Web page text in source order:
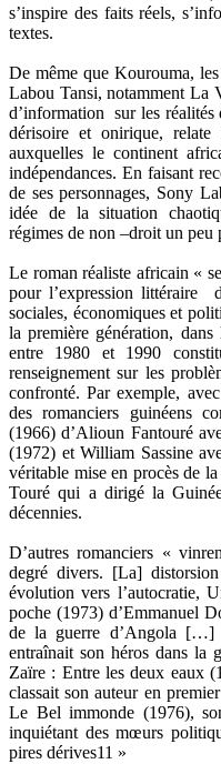
s’inspire des faits réels,
textes.
De même que Kourouma,
Labou Tansi, notamment La
d’information sur les réalités
dérisoire et onirique, relate
auxquelles le continent
indépendances. En faisant
de ses personnages, Sony
idée de la situation
régimes de non –droit un peu
Le roman réaliste africain «
pour l’expression littéraire
sociales, économiques et
la première génération,
entre 1980 et 1990
renseignement sur les
confronté. Par exemple,
des romanciers guinéens
(1966) d’Alioun Fantouré
(1972) et William Sassine
véritable mise en procès de
Touré qui a dirigé la
décennies.
D’autres romanciers «
degré divers. [La]
évolution vers l’autocratie,
poche (1973) d’Emmanuel
de la guerre d’Angola
entraînait son héros dans la
Zaïre : Entre les deux eaux
classait son auteur en
Le Bel immonde (1976),
inquiétant des mœurs
pires dérives11 »